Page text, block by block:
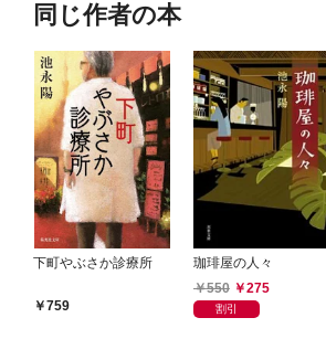
同じ作者の本
下町やぶさか診療所
759
珈琲屋の人々
550
275
割引